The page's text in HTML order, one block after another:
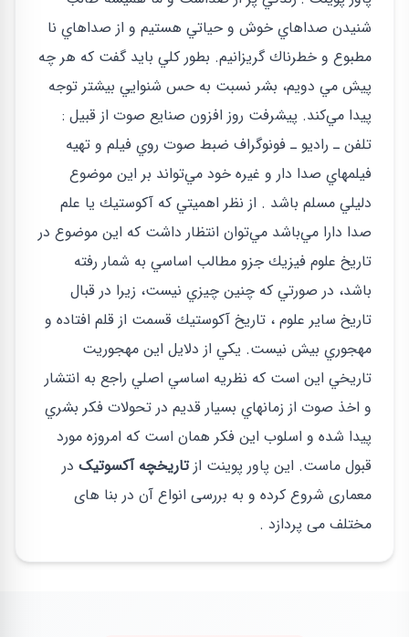
شنيدن صداهاي خوش و حياتي هستيم و از صداهاي نا
مطبوع و خطرناك گريزانيم. بطور كلي بايد گفت كه هر چه
پيش مي دويم، بشر نسبت به حس شنوايي بيشتر توجه
پيدا مي‌كند. پيشرفت روز افزون صنايع صوت از قبيل :
تلفن ـ راديو ـ فونوگراف ضبط صوت روي فيلم و تهيه
فيلمهاي صدا دار و غيره خود مي‌تواند بر اين موضوع
دليلي مسلم باشد . از نظر اهميتي كه آكوستيك يا علم
صدا دارا مي‌باشد مي‌توان انتظار داشت كه اين موضوع در
تاريخ علوم فيزيك جزو مطالب اساسي به شمار رفته
باشد، در صورتي كه چنين چيزي نيست، زيرا در قبال
تاريخ ساير علوم ، تاريخ آكوستيك قسمت از قلم افتاده و
مهجوري بيش نيست. يكي از دلايل اين مهجوريت
تاريخي اين است كه نظريه اساسي اصلي راجع به انتشار
و اخذ صوت از زمانهاي بسيار قديم در تحولات فكر بشري
پيدا شده و اسلوب اين فكر همان است كه امروزه مورد
قبول ماست. این پاور پوینت ازتاریخچه آکسوتیک در
معماری شروع کرده و به بررسی انواع آن در بنا های
مختلف می پردازد .